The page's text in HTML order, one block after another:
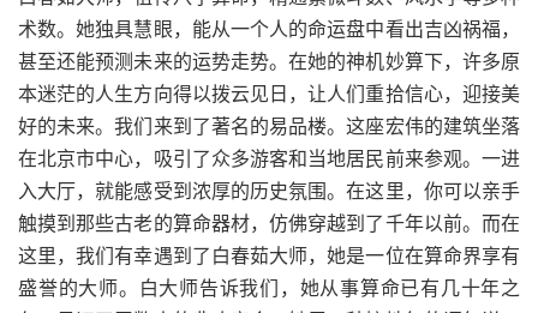
术数。她独具慧眼，能从一个人的命运盘中看出吉凶祸福，
甚至还能预测未来的运势走势。在她的神机妙算下，许多原
本迷茫的人生方向得以拨云见日，让人们重拾信心，迎接美
好的未来。我们来到了著名的易品楼。这座宏伟的建筑坐落
在北京市中心，吸引了众多游客和当地居民前来参观。一进
入大厅，就能感受到浓厚的历史氛围。在这里，你可以亲手
触摸到那些古老的算命器材，仿佛穿越到了千年以前。而在
这里，我们有幸遇到了白春茹大师，她是一位在算命界享有
盛誉的大师。白大师告诉我们，她从事算命已有几十年之